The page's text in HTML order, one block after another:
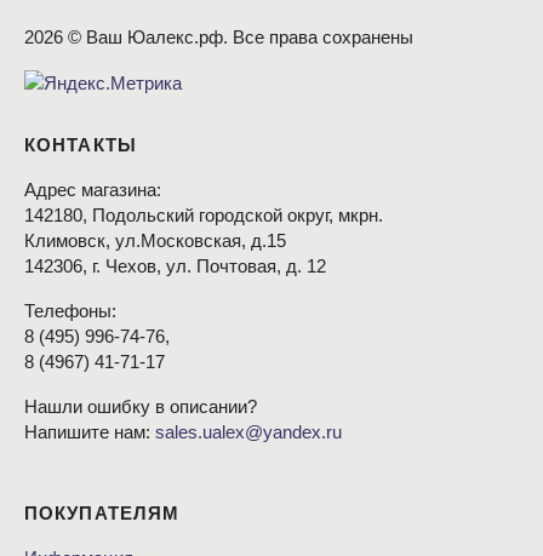
2026 © Ваш Юалекс.рф. Все права сохранены
КОНТАКТЫ
Адрес магазина:
142180, Подольский городской округ, мкрн.
Климовск, ул.Московская, д.15
142306, г. Чехов, ул. Почтовая, д. 12
Телефоны:
8 (495) 996-74-76,
8 (4967) 41-71-17
Нашли ошибку в описании?
Напишите нам: sales.ualex@yandex.ru
ПОКУПАТЕЛЯМ